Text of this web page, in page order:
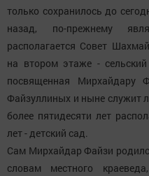
только сохранилось до
назад, по-прежнему
располагается Совет
на втором этаже -
посвященная Мирхайдару
Файзуллиных и ныне служит
более пятидесяти лет
лет - дет­ский сад.
Сам Мирхайдар Файзи
словам местного